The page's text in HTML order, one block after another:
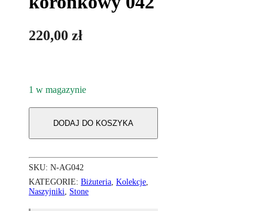
220,00 zł
1 w magazynie
DODAJ DO KOSZYKA
SKU: N-AG042
KATEGORIE: Biżuteria, Kolekcje,
Naszyjniki, Stone